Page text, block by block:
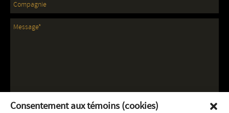
Consentement aux témoins (cookies)